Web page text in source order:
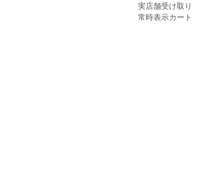
実店舗受け取り
常時表示カート